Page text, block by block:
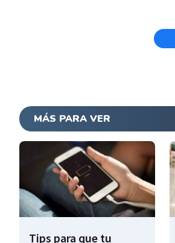
MÁS PARA VER
Tips para que tu